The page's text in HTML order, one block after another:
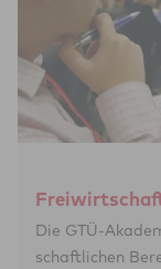
Die GTÜ-
schaft­lichen